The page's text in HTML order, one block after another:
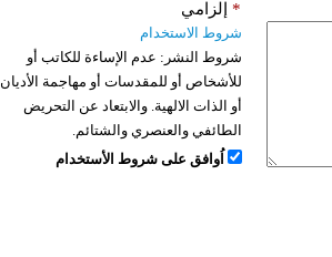
إلزامي *
شروط الاستخدام
شروط النشر: عدم الإساءة للكاتب أو
للأشخاص أو للمقدسات أو مهاجمة الأديان
أو الذات الالهية. والابتعاد عن التحريض
الطائفي والعنصري والشتائم.
اُوافق على شروط الأستخدام